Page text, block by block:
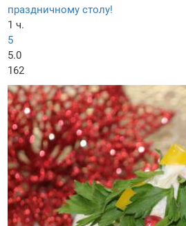
праздничному столу!
1 ч.
5
5.0
162